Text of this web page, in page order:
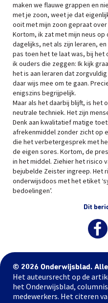
maken we flauwe grappen en
met je zoon, weet je dat
ooit met mijn zoon gepraat
Kortom, ik zat met mijn neus
dagelijks, net als zijn leraren,
pas toen het te laat was, bij het
ik ouders die zeggen: Ik kijk
het is aan leraren dat
daar wijs mee om te gaan.
enigszins begrijpelijk.
Maar als het daarbij blijft, is het
neutrale techniek. Het zijn
Denk aan kwalitatief matige
afrekenmiddel zonder zicht op
die het verbetergesprek met
de eigen sores. Kortom, de
in het middel. Ziehier het risico
bejubelde Zeister ingreep. Het
onderwijsdoos met het etiket
bedoelingen’.
Dit
© 2026 Onderwijsblad.
Het auteursrecht op de
het Onderwijsblad,
medewerkers. Het citeren